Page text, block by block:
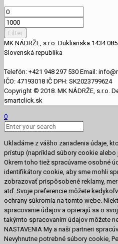
Filter
MK NÁDRŽE, s.r.o. Duklianska 1434
Slovenská republika
Telefón: +421 948 297 530 Email:
IČO: 47193018 IČ DPH: SK2023799624
Copyright © 2018. MK NÁDRŽE, s.r.o.
smartclick.sk
0
Ukladáme z vášho zariadenia údaje,
prístup (napríklad súbory cookie
Okrem toho tiež spracúvame osobné
identifikátory cookie, aby sme mohli
zobrazovať prispôsobené reklamy,
atď. Svoje preferencie môžete
ochrany súkromia na tomto webe.
spracovanie údajov a opierajú sa o
takýmto spracovaním údajov môžete
NASTAVENIA My a naši partneri
Nevyhnutne potrebné súbory cookie,